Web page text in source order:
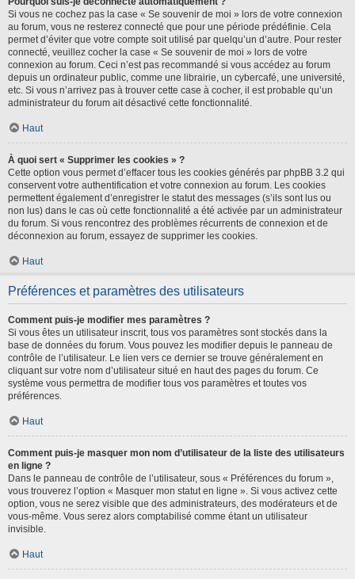
Si vous ne cochez pas la case « Se souvenir de moi » lors de votre connexion
au forum, vous ne resterez connecté que pour une période prédéfinie. Cela
permet d’éviter que votre compte soit utilisé par quelqu’un d’autre. Pour rester
connecté, veuillez cocher la case « Se souvenir de moi » lors de votre
connexion au forum. Ceci n’est pas recommandé si vous accédez au forum
depuis un ordinateur public, comme une librairie, un cybercafé, une université,
etc. Si vous n’arrivez pas à trouver cette case à cocher, il est probable qu’un
administrateur du forum ait désactivé cette fonctionnalité.
Haut
À quoi sert « Supprimer les cookies » ?
Cette option vous permet d’effacer tous les cookies générés par phpBB 3.2 qui
conservent votre authentification et votre connexion au forum. Les cookies
permettent également d’enregistrer le statut des messages (s’ils sont lus ou
non lus) dans le cas où cette fonctionnalité a été activée par un administrateur
du forum. Si vous rencontrez des problèmes récurrents de connexion et de
déconnexion au forum, essayez de supprimer les cookies.
Haut
Préférences et paramètres des utilisateurs
Comment puis-je modifier mes paramètres ?
Si vous êtes un utilisateur inscrit, tous vos paramètres sont stockés dans la
base de données du forum. Vous pouvez les modifier depuis le panneau de
contrôle de l’utilisateur. Le lien vers ce dernier se trouve généralement en
cliquant sur votre nom d’utilisateur situé en haut des pages du forum. Ce
système vous permettra de modifier tous vos paramètres et toutes vos
préférences.
Haut
Comment puis-je masquer mon nom d’utilisateur de la liste des utilisateurs
en ligne ?
Dans le panneau de contrôle de l’utilisateur, sous « Préférences du forum »,
vous trouverez l’option « Masquer mon statut en ligne ». Si vous activez cette
option, vous ne serez visible que des administrateurs, des modérateurs et de
vous-même. Vous serez alors comptabilisé comme étant un utilisateur
invisible.
Haut